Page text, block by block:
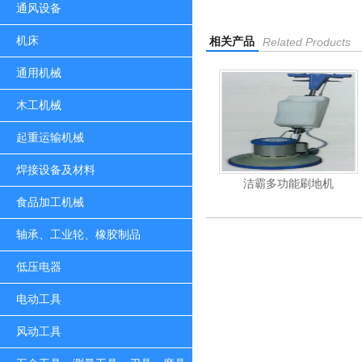
通风设备
机床
通用机械
木工机械
起重运输机械
焊接设备及材料
食品加工机械
轴承、工业轮、橡胶制品
低压电器
电动工具
风动工具
相关产品 Related Products
杰霸-强力吹干机 洁霸多功能刷地机